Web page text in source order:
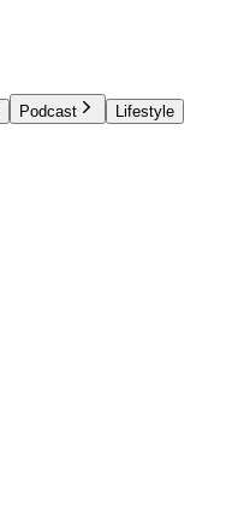
Podcast
Lifestyle